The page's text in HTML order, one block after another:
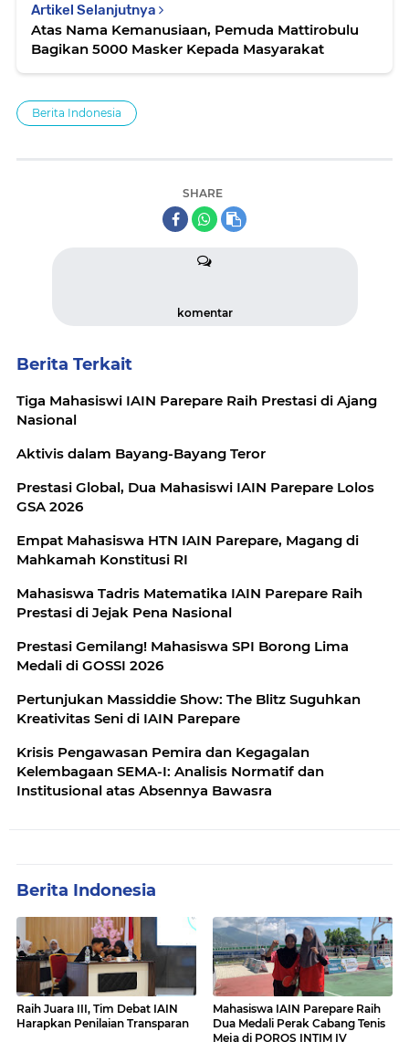
Artikel Selanjutnya
Atas Nama Kemanusiaan, Pemuda Mattirobulu
Bagikan 5000 Masker Kepada Masyarakat
Berita Indonesia
SHARE
komentar
Berita Terkait
Tiga Mahasiswi IAIN Parepare Raih Prestasi di Ajang
Nasional
Aktivis dalam Bayang-Bayang Teror
Prestasi Global, Dua Mahasiswi IAIN Parepare Lolos
GSA 2026
Empat Mahasiswa HTN IAIN Parepare, Magang di
Mahkamah Konstitusi RI
Mahasiswa Tadris Matematika IAIN Parepare Raih
Prestasi di Jejak Pena Nasional
Prestasi Gemilang! Mahasiswa SPI Borong Lima
Medali di GOSSI 2026
Pertunjukan Massiddie Show: The Blitz Suguhkan
Kreativitas Seni di IAIN Parepare
Krisis Pengawasan Pemira dan Kegagalan
Kelembagaan SEMA-I: Analisis Normatif dan
Institusional atas Absennya Bawasra
Berita Indonesia
Raih Juara III, Tim Debat IAIN
Harapkan Penilaian Transparan
Mahasiswa IAIN Parepare Raih
Dua Medali Perak Cabang Tenis
Meja di POROS INTIM IV